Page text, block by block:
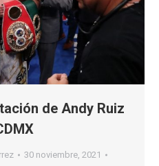
de Andy Ruiz
30 noviembre, 2021